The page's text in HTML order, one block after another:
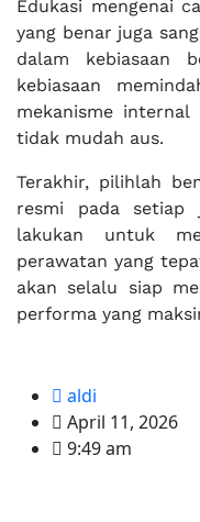
Edukasi mengenai
yang benar juga
dalam kebiasaan
kebiasaan
mekanisme
tidak mudah aus.
Terakhir, pilihlah
resmi pada setiap
lakukan untuk
perawatan yang
akan selalu siap
performa yang
aldi
April 11, 2026
9:49 am